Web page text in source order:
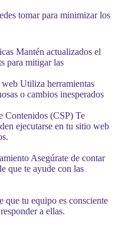
tomar para minimizar los
Mantén actualizados el
para mitigar las
web Utiliza herramientas
o cambios inesperados
Contenidos (CSP) Te
ejecutarse en tu sitio web
Asegúrate de contar
que te ayude con las
que tu equipo es consciente
a ellas.